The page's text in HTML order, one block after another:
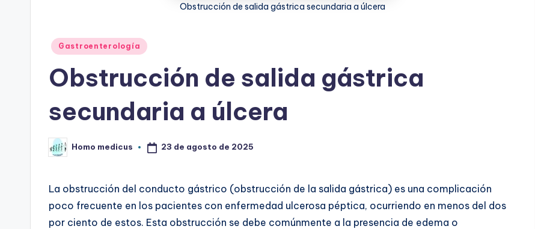
Obstrucción de salida gástrica secundaria a úlcera
Publicado
Gastroenterología
Obstrucción de salida gástrica
secundaria a úlcera
Publicado
por
Homo medicus 23 de agosto de 2025
La obstrucción del conducto gástrico (obstrucción de la salida gástrica) es una complicación
poco frecuente en los pacientes con enfermedad ulcerosa péptica, ocurriendo en menos del dos
por ciento de estos. Esta obstrucción se debe comúnmente a la presencia de edema o